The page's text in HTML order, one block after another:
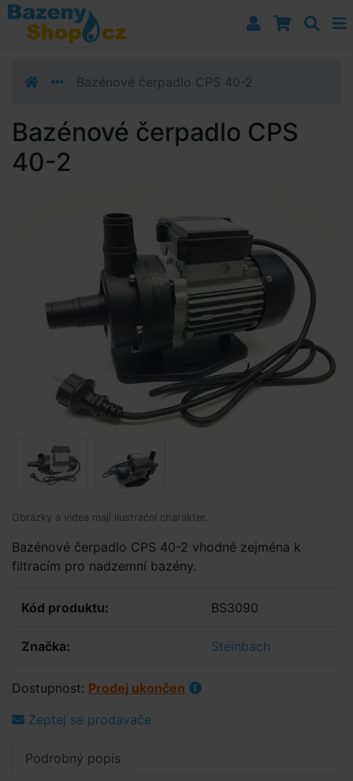
Přejít k navigaci
Přejít na obsah
Přejít k postrannímu sloupci
Bazénové čerpadlo CPS 40-2
Bazénové čerpadlo CPS
40-2
Obrázky a videa mají ilustrační charakter.
Bazénové čerpadlo CPS 40-2 vhodné zejména k
filtracím pro nadzemní bazény.
Kód produktu: BS3090
Značka: Steinbach
Dostupnost: Prodej ukončen
Zeptej se prodavače
Podrobný popis